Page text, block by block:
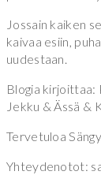
Jossain kaiken
kaivaa esiin,
uudestaan.
Blogia kirjoittaa:
Jekku & Ässä &
Tervetuloa
Yhteydenotot: